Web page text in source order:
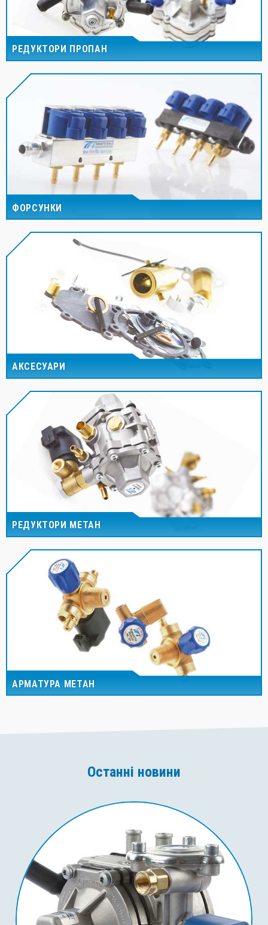
РЕДУКТОРИ ПРОПАН
ФОРСУНКИ
АКСЕСУАРИ
РЕДУКТОРИ МЕТАН
АРМАТУРА МЕТАН
Останні новини